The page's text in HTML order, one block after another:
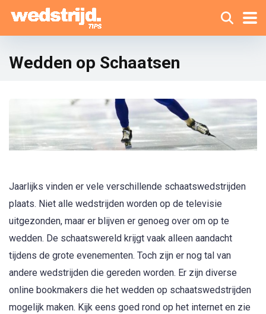
Wedden op Schaatsen
Jaarlijks vinden er vele verschillende schaatswedstrijden
plaats. Niet alle wedstrijden worden op de televisie
uitgezonden, maar er blijven er genoeg over om op te
wedden. De schaatswereld krijgt vaak alleen aandacht
tijdens de grote evenementen. Toch zijn er nog tal van
andere wedstrijden die gereden worden. Er zijn diverse
online bookmakers die het wedden op schaatswedstrijden
mogelijk maken. Kijk eens goed rond op het internet en zie